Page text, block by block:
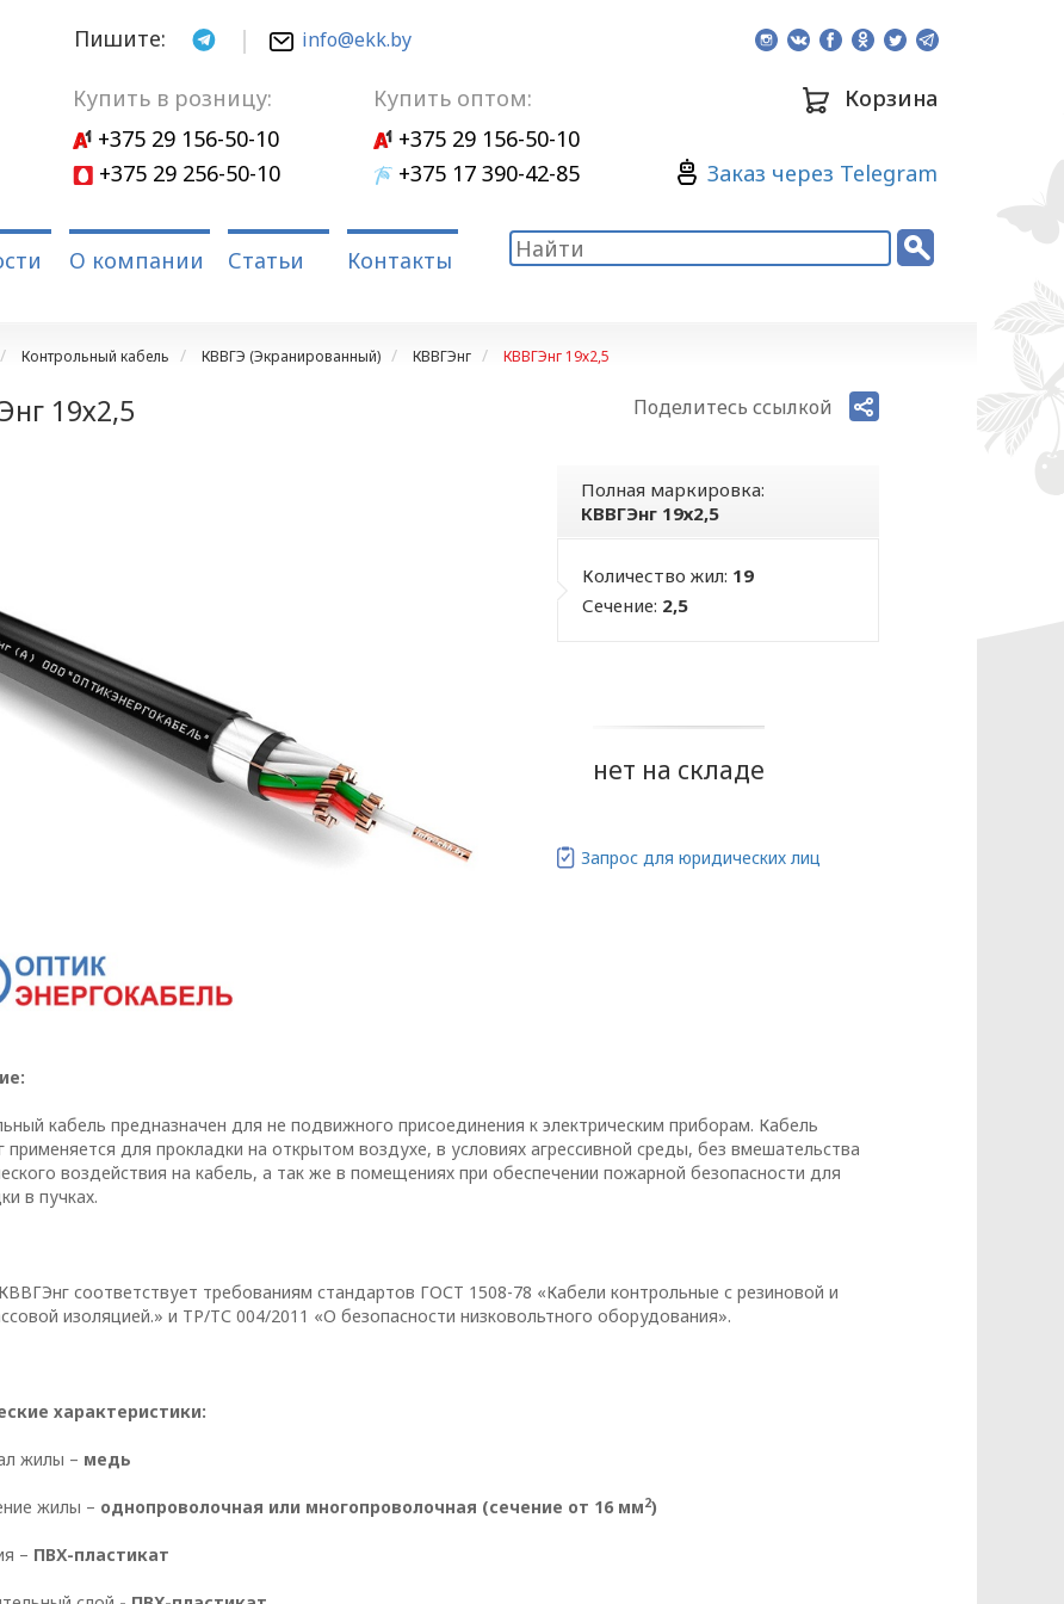
Пишите: info@ekk.by
Купить в розницу:
+375 29 156-50-10
+375 29 256-50-10
Купить оптом:
+375 29 156-50-10
+375 17 390-42-85
Корзина
Зaкaз через Telegram
О компании Статьи Контакты
Контрольный кабель КВВГЭ (Экранированный) КВВГЭнг КВВГЭнг 19х2,5
19х2,5 Поделитесь ссылкой
Полная маркировка:
КВВГЭнг 19х2,5
Количество жил: 19
Сечение: 2,5
нет на складе
Запрос для юридических лиц
кабель предназначен для не подвижного присоединения к электрическим приборам. Кабель
применяется для прокладки на открытом воздухе, в условиях агрессивной среды, без вмешательства
воздействия на кабель, а так же в помещениях при обеспечении пожарной безопасности для
в пучках.
соответствует требованиям стандартов ГОСТ 1508-78 «Кабели контрольные с резиновой и
изоляцией.» и ТР/ТС 004/2011 «О безопасности низковольтного оборудования».
характеристики:
жилы – медь
жилы – однопроволочная или многопроволочная (сечение от 16 мм2)
– ПВХ-пластикат
персональных данных